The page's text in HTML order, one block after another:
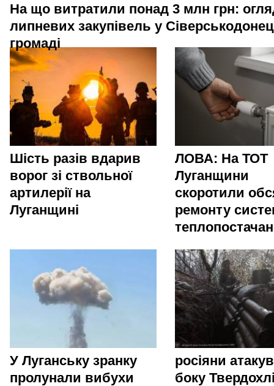
На що витратили понад 3 млн грн:
липневих закупівель у
громаді
Шість разів вдарив
ворог зі ствольної
артилерії на
Луганщині
ЛОВА: На ТОТ
Луганщини
скоротили
ремонту
У Луганську зранку
пролунали вибухи
росіяни
боку